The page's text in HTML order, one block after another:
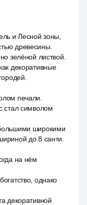
и Лесной зоны,
древесины.
зелёной листвой.
декоративные
печали.
стал символом
широкими
до 8 санти.
на нём
однако
декоративной